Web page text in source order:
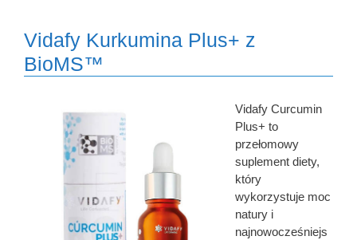
Vidafy Kurkumina Plus+ z
BioMS™
Vidafy Curcumin
Plus+ to
przełomowy
suplement diety,
który
wykorzystuje moc
natury i
najnowocześniejs